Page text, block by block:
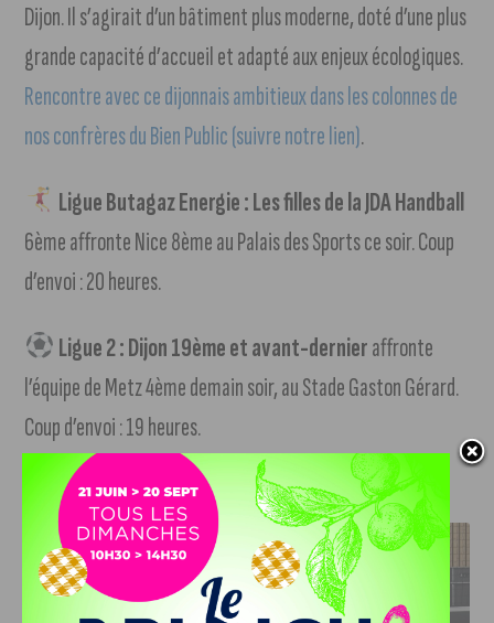
Dijon. Il s’agirait d’un bâtiment plus moderne, doté d’une plus
grande capacité d’accueil et adapté aux enjeux écologiques.
Rencontre avec ce dijonnais ambitieux dans les colonnes de
nos confrères du Bien Public (suivre notre lien).
Ligue Butagaz Energie : Les filles de la JDA Handball
6ème affronte Nice 8ème au Palais des Sports ce soir. Coup
d’envoi : 20 heures.
Ligue 2 : Dijon 19ème et avant-dernieraffronte
l’équipe de Metz 4ème demain soir, au Stade Gaston Gérard.
Coup d’envoi : 19 heures.
J'AIME LE DFCO